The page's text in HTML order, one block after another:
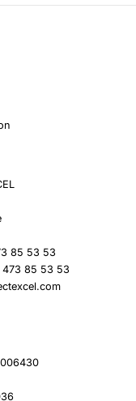
85 53 53
85 53 53